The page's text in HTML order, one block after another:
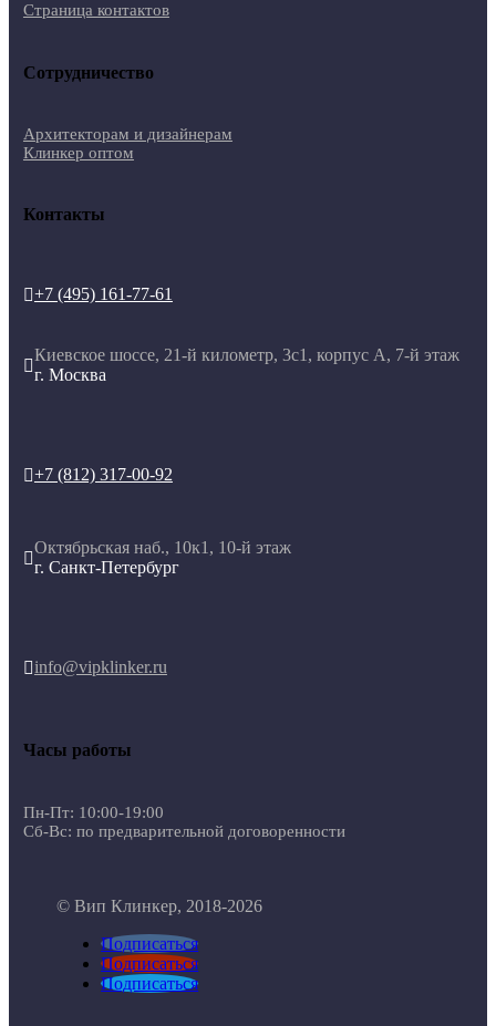
Страница контактов
Сотрудничество
Архитекторам и дизайнерам
Клинкер оптом
Контакты
+7 (495) 161-77-61

Киевское шоссе, 21-й километр, 3с1, корпус А, 7-й этаж
г. Москва
+7 (812) 317-00-92

Октябрьская наб., 10к1, 10-й этаж
г. Санкт-Петербург
info@vipklinker.ru
Часы работы
Пн-Пт: 10:00-19:00
Сб-Вс: по предварительной договоренности
© Вип Клинкер, 2018-2026
Подписаться
Подписаться
Подписаться